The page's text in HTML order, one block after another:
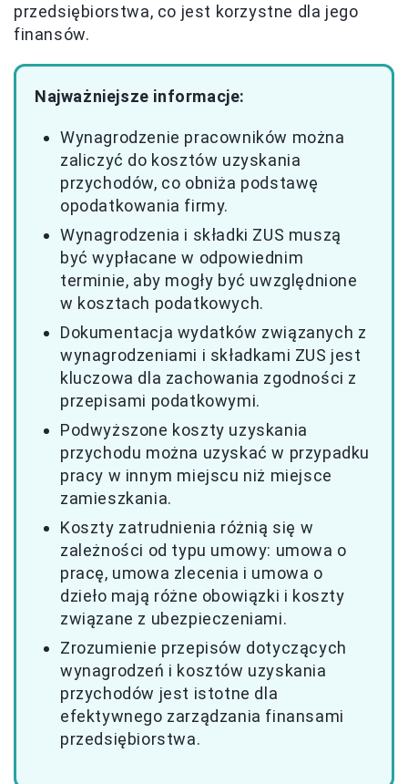
przedsiębiorstwa, co jest korzystne dla jego
finansów.
Najważniejsze informacje:
Wynagrodzenie pracowników można
zaliczyć do kosztów uzyskania
przychodów, co obniża podstawę
opodatkowania firmy.
Wynagrodzenia i składki ZUS muszą
być wypłacane w odpowiednim
terminie, aby mogły być uwzględnione
w kosztach podatkowych.
Dokumentacja wydatków związanych z
wynagrodzeniami i składkami ZUS jest
kluczowa dla zachowania zgodności z
przepisami podatkowymi.
Podwyższone koszty uzyskania
przychodu można uzyskać w przypadku
pracy w innym miejscu niż miejsce
zamieszkania.
Koszty zatrudnienia różnią się w
zależności od typu umowy: umowa o
pracę, umowa zlecenia i umowa o
dzieło mają różne obowiązki i koszty
związane z ubezpieczeniami.
Zrozumienie przepisów dotyczących
wynagrodzeń i kosztów uzyskania
przychodów jest istotne dla
efektywnego zarządzania finansami
przedsiębiorstwa.